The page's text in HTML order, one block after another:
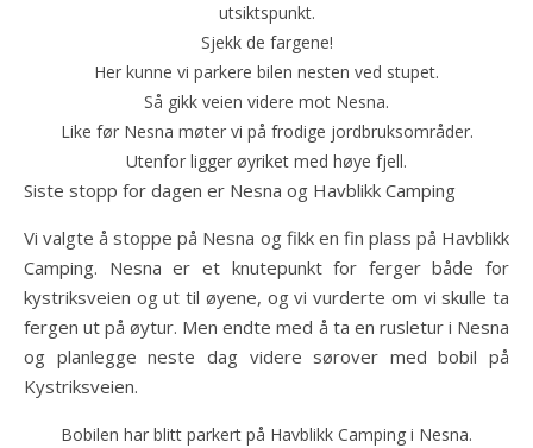
utsiktspunkt.
Sjekk de fargene!
Her kunne vi parkere bilen nesten ved stupet.
Så gikk veien videre mot Nesna.
Like før Nesna møter vi på frodige jordbruksområder.
Utenfor ligger øyriket med høye fjell.
Siste stopp for dagen er Nesna og Havblikk Camping
Vi valgte å stoppe på Nesna og fikk en fin plass på Havblikk
Camping. Nesna er et knutepunkt for ferger både for
kystriksveien og ut til øyene, og vi vurderte om vi skulle ta
fergen ut på øytur. Men endte med å ta en rusletur i Nesna
og planlegge neste dag videre sørover med bobil på
Kystriksveien.
Bobilen har blitt parkert på Havblikk Camping i Nesna.